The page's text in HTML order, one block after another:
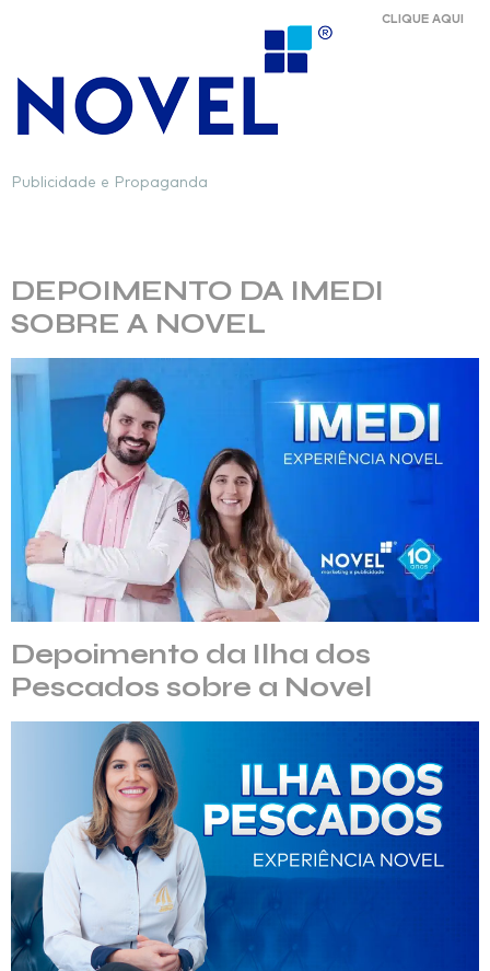
Publicidade e Propaganda
DEPOIMENTO DA IMEDI
SOBRE A NOVEL
Depoimento da Ilha dos
Pescados sobre a Novel
CLIQUE AQUI